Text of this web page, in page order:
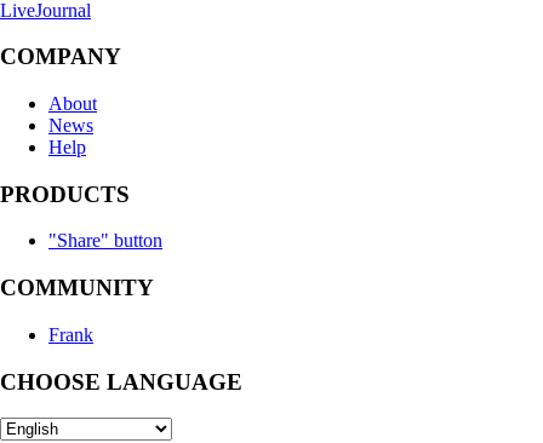
LiveJournal
COMPANY
About
News
Help
PRODUCTS
"Share" button
COMMUNITY
Frank
CHOOSE LANGUAGE